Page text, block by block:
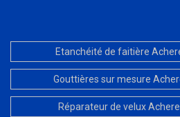
Etanchéité de faitière
Gouttières sur mesure
Réparateur de velux